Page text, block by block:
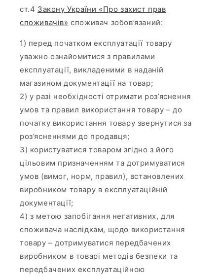
ст.4 Закону України «Про захист прав
споживачів» споживач зобов’язаний:
1) перед початком експлуатації товару
уважно ознайомитися з правилами
експлуатації, викладеними в наданій
магазином документації на товар;
2) у разі необхідності отримати роз’яснення
умов та правил використання товару – до
початку використання товару звернутися за
роз’ясненнями до продавця;
3) користуватися товаром згідно з його
цільовим призначенням та дотримуватися
умов (вимог, норм, правил), встановлених
виробником товару в експлуатаційній
документації;
4) з метою запобігання негативних, для
споживача наслідкам, щодо використання
товару – дотримуватися передбачених
виробником в товарі методів безпеки та
передбачених експлуатаційною